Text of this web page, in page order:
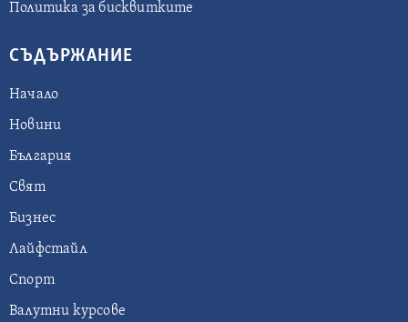
Политика за бисквитките
СЪДЪРЖАНИЕ
Начало
Новини
България
Свят
Бизнес
Лайфстайл
Спорт
Валутни курсове